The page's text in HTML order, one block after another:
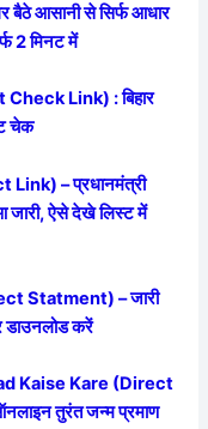
आसानी से सिर्फ आधार
2 मिनट में
Link) : बिहार
चेक
– प्रधानमंत्री
जारी, ऐसे देखे लिस्ट में
Statment) – जारी
डाउनलोड करें
Kaise Kare (Direct
तुरंत जन्म प्रमाण